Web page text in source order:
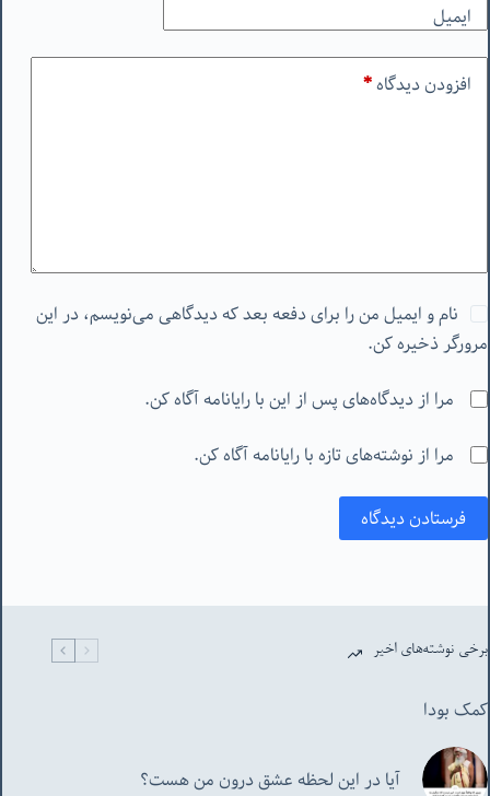
ایمیل
افزودن دیدگاه*
نام و ایمیل من را برای دفعه بعد که دیدگاهی می‌نویسم، در این
مرورگر ذخیره کن.
مرا از دیدگاه‌های پس از این با رایانامه آگاه کن.
مرا از نوشته‌های تازه با رایانامه آگاه کن.
فرستادن دیدگاه
برخی نوشته‌های اخیر
کمک بودا
آیا در این لحظه عشق درون من هست؟